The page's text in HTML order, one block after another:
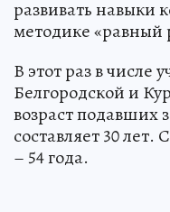
развивать навыки
методике «равный
В этот раз в числе
Белгородской и
возраст подавших
составляет 30
– 54 года.